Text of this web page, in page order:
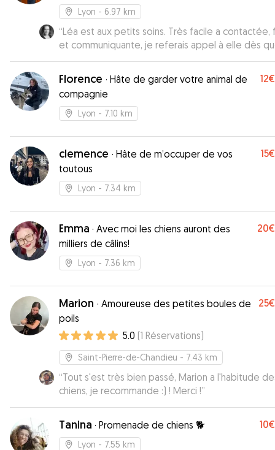
Lyon - 6.97 km
“Léa est aux petits soins. Très facile a contactée,
et communiquante, je referais appel à elle dès
j'en aurais besoin !”
Florence · Hâte de garder votre animal de
compagnie
12€
Lyon - 7.10 km
clemence · Hâte de m’occuper de vos
toutous
15€
Lyon - 7.34 km
Emma · Avec moi les chiens auront des
milliers de câlins!
20€
Lyon - 7.36 km
Marion · Amoureuse des petites boules de
poils
25€
5.0 (1 Réservations)
Saint-Pierre-de-Chandieu - 7.43 km
“Tout s'est très bien passé, Marion a l'habitude
chiens, je recommande :) ! Merci !”
Tanina · Promenade de chiens 🐕 10€
Lyon - 7.55 km